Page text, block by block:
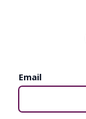
Email